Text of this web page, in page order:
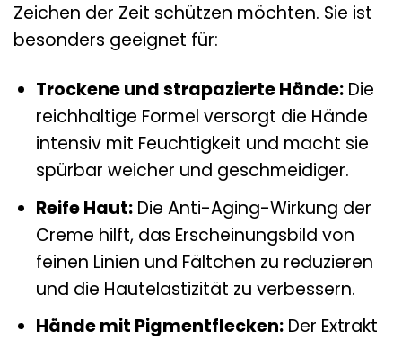
Zeichen der Zeit schützen möchten. Sie ist
besonders geeignet für:
Trockene und strapazierte Hände:Die
reichhaltige Formel versorgt die Hände
intensiv mit Feuchtigkeit und macht sie
spürbar weicher und geschmeidiger.
Reife Haut:Die Anti-Aging-Wirkung der
Creme hilft, das Erscheinungsbild von
feinen Linien und Fältchen zu reduzieren
und die Hautelastizität zu verbessern.
Hände mit Pigmentflecken:Der Extrakt